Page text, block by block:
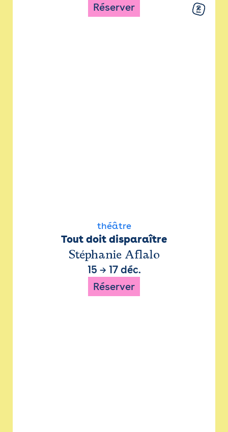
Réserver
théâtre
Tout doit disparaître
Stéphanie Aflalo
15 → 17 déc.
Réserver